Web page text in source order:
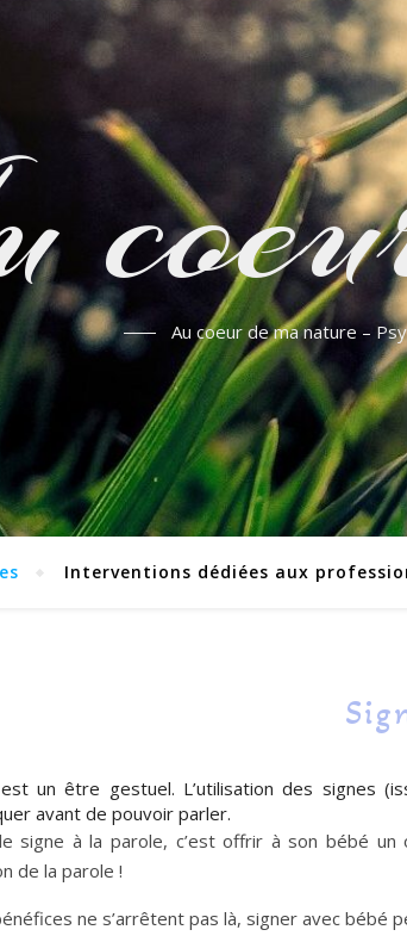
Au coeur de ma nature –
Interventions dédiées aux
un être gestuel. L’utilisation des signes
avant de pouvoir parler.
signe à la parole, c’est offrir à son bébé
de la parole !
ne s’arrêtent pas là, signer avec bébé